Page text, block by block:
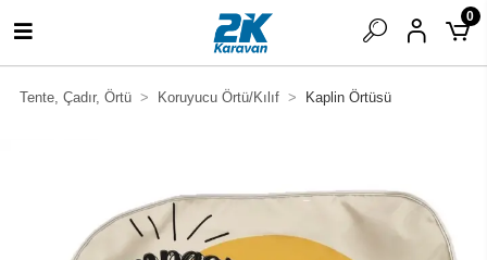
0
Tente, Çadır, Örtü Koruyucu Örtü/Kılıf Kaplin Örtüsü